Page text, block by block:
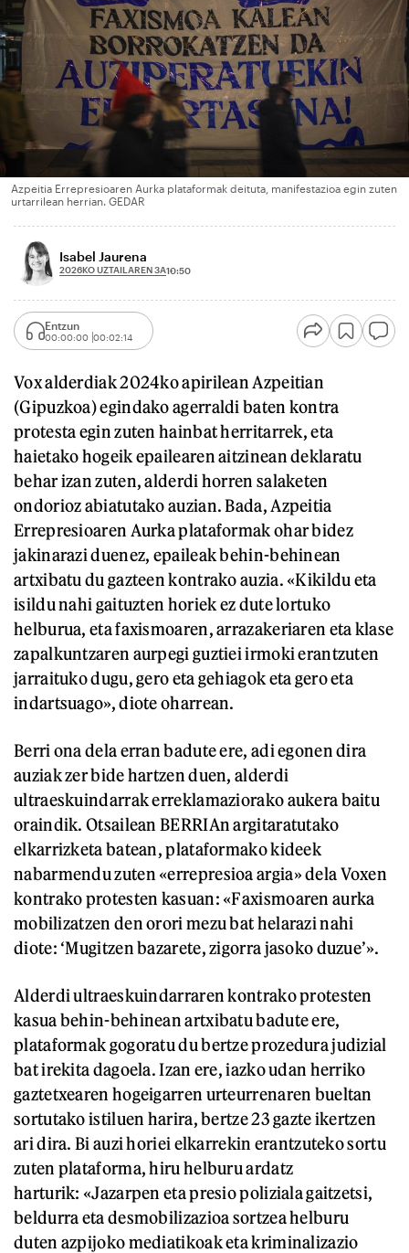
Azpeitia Errepresioaren Aurka plataformak deituta, manifestazioa egin zuten
urtarrilean herrian. GEDAR
Isabel Jaurena
2026KO UZTAILAREN 3A10:50
Entzun
00:00:00 00:02:14
Vox alderdiak 2024ko apirilean Azpeitian
(Gipuzkoa) egindako agerraldi baten kontra
protesta egin zuten hainbat herritarrek, eta
haietako hogeik epailearen aitzinean deklaratu
behar izan zuten, alderdi horren salaketen
ondorioz abiatutako auzian. Bada, Azpeitia
Errepresioaren Aurka plataformak ohar bidez
jakinarazi duenez, epaileak behin-behinean
artxibatu du gazteen kontrako auzia. «Kikildu eta
isildu nahi gaituzten horiek ez dute lortuko
helburua, eta faxismoaren, arrazakeriaren eta klase
zapalkuntzaren aurpegi guztiei irmoki erantzuten
jarraituko dugu, gero eta gehiagok eta gero eta
indartsuago», diote oharrean.
Berri ona dela erran badute ere, adi egonen dira
auziak zer bide hartzen duen, alderdi
ultraeskuindarrak erreklamaziorako aukera baitu
oraindik. Otsailean BERRIAn argitaratutako
elkarrizketa batean, plataformako kideek
nabarmendu zuten «errepresioa argia» dela Voxen
kontrako protesten kasuan: «Faxismoaren aurka
mobilizatzen den orori mezu bat helarazi nahi
diote: ‘Mugitzen bazarete, zigorra jasoko duzue’».
Alderdi ultraeskuindarraren kontrako protesten
kasua behin-behinean artxibatu badute ere,
plataformak gogoratu du bertze prozedura judizial
bat irekita dagoela. Izan ere, iazko udan herriko
gaztetxearen hogeigarren urteurrenaren bueltan
sortutako istiluen harira, bertze 23 gazte ikertzen
ari dira. Bi auzi horiei elkarrekin erantzuteko sortu
zuten plataforma, hiru helburu ardatz
harturik: «Jazarpen eta presio poliziala gaitzetsi,
beldurra eta desmobilizazioa sortzea helburu
duten azpijoko mediatikoak eta kriminalizazio